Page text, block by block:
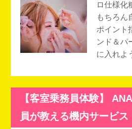
ロ仕様化
もちろん
ポイント
ンド＆パ
に入れよ
【客室乗務員体験】
員が教える機内サービ